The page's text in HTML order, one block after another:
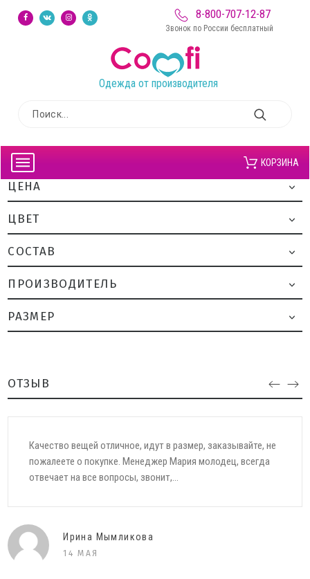
8-800-707-12-87
Звонок по России бесплатный
Одежда от производителя
КОРЗИНА
ЦЕНА
ЦВЕТ
CОСТАВ
ПРОИЗВОДИТЕЛЬ
РАЗМЕР
ОТЗЫВ
Качество вещей отличное, идут в размер, заказывайте, не
пожалеете о покупке. Менеджер Мария молодец, всегда
отвечает на все вопросы, звонит,...
Ирина Мымликова
14 МАЯ